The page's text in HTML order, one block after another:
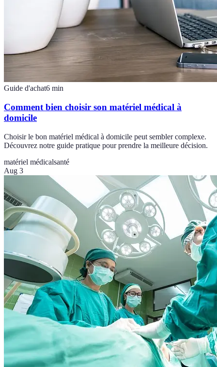
Guide d'achat6 min
Comment bien choisir son matériel médical à
domicile
Choisir le bon matériel médical à domicile peut sembler complexe.
Découvrez notre guide pratique pour prendre la meilleure décision.
matériel médicalsanté
Aug 3